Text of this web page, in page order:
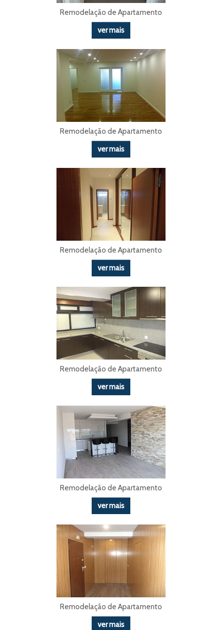
Remodelação de Apartamento
ver mais
Remodelação de Apartamento
ver mais
Remodelação de Apartamento
ver mais
Remodelação de Apartamento
ver mais
Remodelação de Apartamento
ver mais
Remodelação de Apartamento
ver mais